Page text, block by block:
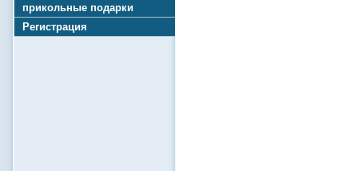
прикольные подарки
Регистрация